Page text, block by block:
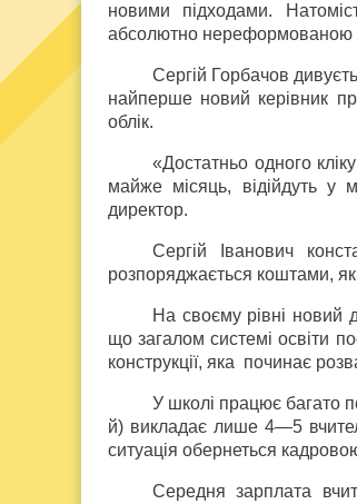
новими підходами.
абсолютно нереформованою
Сергій Горбачов
найперше новий керівник
облік.
«Достатньо одного
майже місяць, відійдуть
директор.
Сергій Іванович
розпоряджається коштами,
На своєму рівні новий
що загалом системі освіти
конструкції, яка починає
У школі працює багато
й) викладає лише 4—5
ситуація обернеться
Середня зарплата